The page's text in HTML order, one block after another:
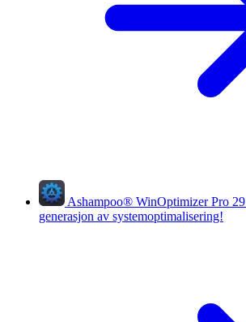
Ashampoo® WinOptimizer Pro 29
generasjon av systemoptimalisering!